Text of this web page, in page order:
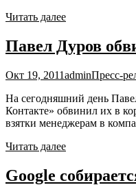
Читать далее
Павел Дуров
Окт 19, 2011adminПресс-
На сегодняшний день
Контакте» обвинил их в
взятки менеджерам в
Читать далее
Google